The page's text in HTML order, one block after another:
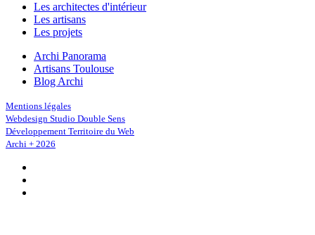
Les architectes d'intérieur
Les artisans
Les projets
Archi Panorama
Artisans Toulouse
Blog Archi
Mentions légales
Webdesign Studio Double Sens
Développement Territoire du Web
Archi + 2026